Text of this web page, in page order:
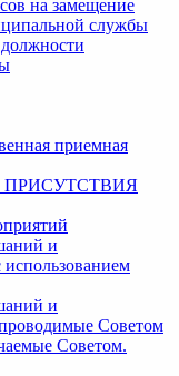
на замещение
службы
приемная
и
и
Советом
Советом.